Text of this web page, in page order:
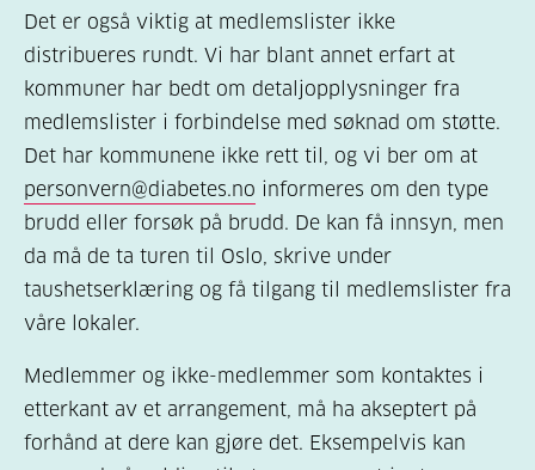
Det er også viktig at medlemslister ikke
distribueres rundt. Vi har blant annet erfart at
kommuner har bedt om detaljopplysninger fra
medlemslister i forbindelse med søknad om støtte.
Det har kommunene ikke rett til, og vi ber om at
personvern@diabetes.no informeres om den type
brudd eller forsøk på brudd. De kan få innsyn, men
da må de ta turen til Oslo, skrive under
taushetserklæring og få tilgang til medlemslister fra
våre lokaler.
Medlemmer og ikke-medlemmer som kontaktes i
etterkant av et arrangement, må ha akseptert på
forhånd at dere kan gjøre det. Eksempelvis kan